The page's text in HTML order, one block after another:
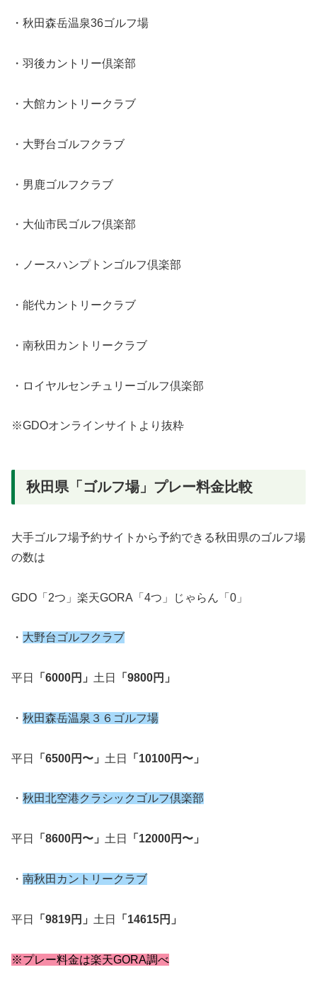
・秋田森岳温泉36ゴルフ場
・羽後カントリー倶楽部
・大館カントリークラブ
・大野台ゴルフクラブ
・男鹿ゴルフクラブ
・大仙市民ゴルフ倶楽部
・ノースハンプトンゴルフ倶楽部
・能代カントリークラブ
・南秋田カントリークラブ
・ロイヤルセンチュリーゴルフ倶楽部
※GDOオンラインサイトより抜粋
秋田県「ゴルフ場」プレー料金比較
大手ゴルフ場予約サイトから予約できる秋田県のゴルフ場
の数は
GDO「2つ」楽天GORA「4つ」じゃらん「0」
・ 大野台ゴルフクラブ
平日 「6000円」 土日 「9800円」
・ 秋田森岳温泉３６ゴルフ場
平日 「6500円〜」 土日 「10100円〜」
・ 秋田北空港クラシックゴルフ倶楽部
平日 「8600円〜」 土日 「12000円〜」
・ 南秋田カントリークラブ
平日 「9819円」 土日 「14615円」
※プレー料金は楽天GORA調べ